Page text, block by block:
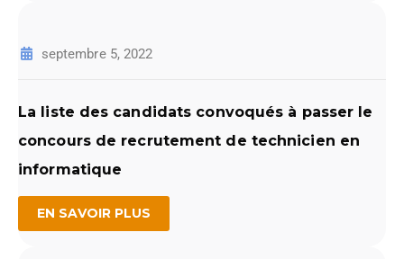
septembre 5, 2022
La liste des candidats convoqués à passer le
concours de recrutement de technicien en
informatique
EN SAVOIR PLUS